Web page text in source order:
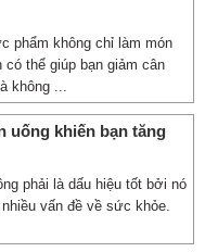
phẩm không chỉ làm món
có thể giúp bạn giảm cân
không ...
uống khiến bạn tăng
phải là dấu hiệu tốt bởi nó
vấn đề về sức khỏe.